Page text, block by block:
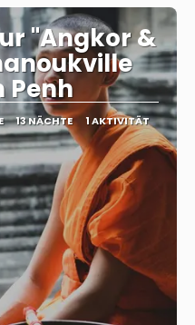
"Angkor &
Penh
13 NÄCHTE 1 AKTIVITÄT